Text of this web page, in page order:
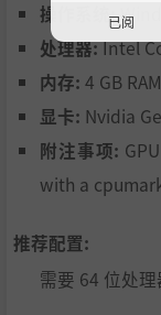
操作系统:
处理器:Intel
内存: 4 GB RAM
显卡: Nvidia
附注事项:
with a
推荐配置:
需要 64 位处
已阅